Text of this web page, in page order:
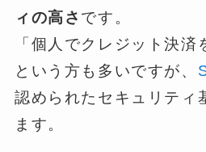
ィの高さ です。
「個人でクレジット決済
という方も多いですが、
認められたセキュリティ
ます。